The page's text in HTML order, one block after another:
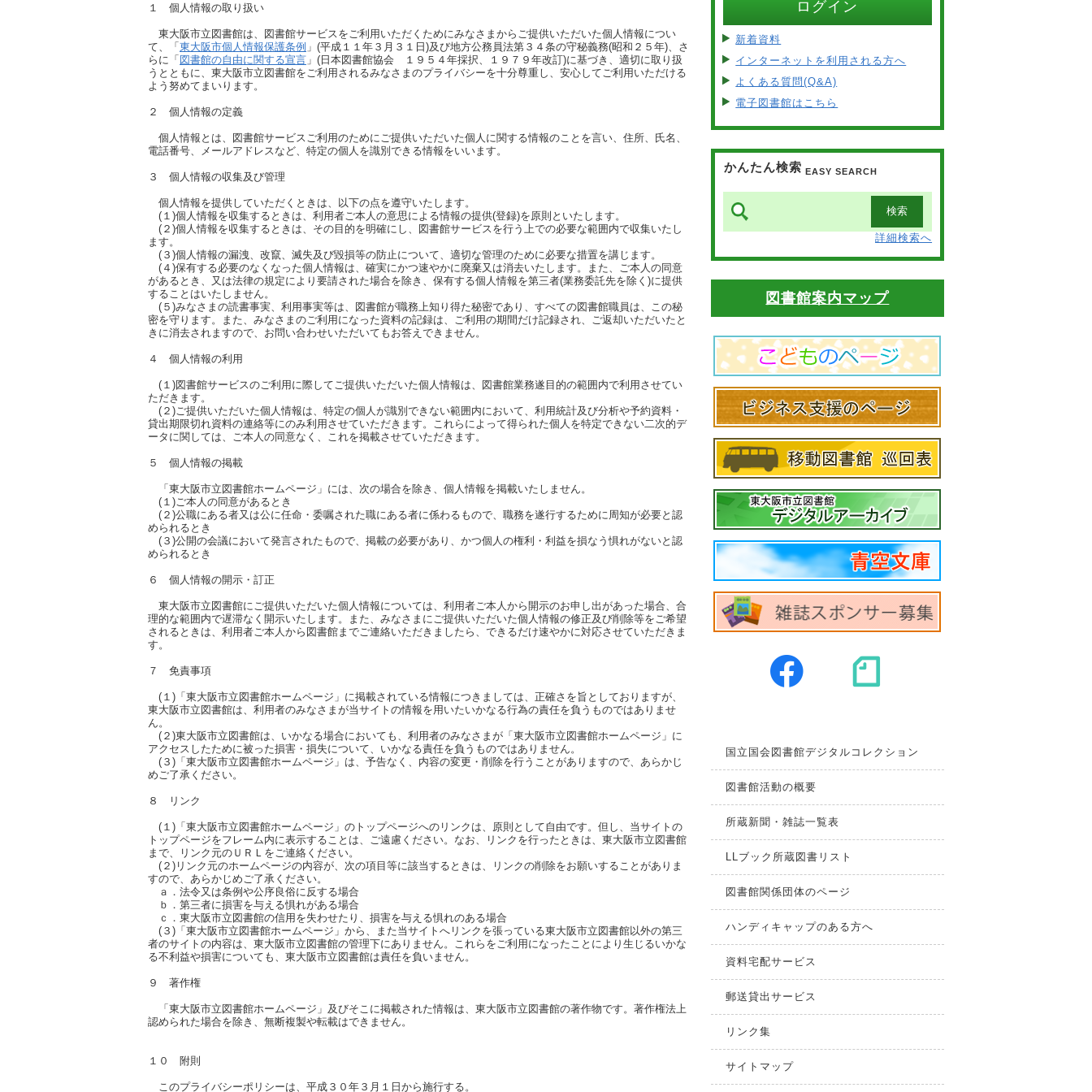
１ 個人情報の取り扱い
東大阪市立図書館は、図書館サービスをご利用いただくためにみなさまからご提供いただいた個人情報につい
て、「東大阪市個人情報保護条例 」(平成１１年３月３１日)及び地方公務員法第３４条の守秘義務(昭和２５年)、さ
らに「図書館の自由に関する宣言 」(日本図書館協会
１９５４年採択、１９７９年改訂)に基づき、適切に取り扱
うとともに、東大阪市立図書館をご利用されるみなさまのプライバシーを十分尊重し、安心してご利用いただける
よう努めてまいります。
２ 個人情報の定義
個人情報とは、図書館サービスご利用のためにご提供いただいた個人に関する情報のことを言い、住所、 氏名、
電話番号、メールアドレスなど、特定の個人を識別できる情報をいいます。
３ 個人情報の収集及び管理
個人情報を提供していただくときは、 以下の点を遵守いたします。
(１)個人情報を収集するときは、利用者ご本人の意思による情報の提供(登録)を 原則といたします。
(２)個人情報を収集するときは、その目的を明確にし、図書館サービスを行う上での必要な範囲内で収集いたし
ます。
(３)個人情報の漏洩、改竄、滅失及び毀損等の防止について、適切な管理のために 必要な措置を講じます。
(４)保有する必要のなくなった個人情報は、確実にかつ速やかに廃棄又は消去いたします。
また、ご本人の同意
があるとき、又は法律の規定により要請された場合を除き、 保有する個人情報を第三者(業務委託先を除く)に提供
することはいたしません。
(５)みなさまの読書事実、利用事実等は、図書館が職務上知り得た秘密であり、すべての図書館職員は、この秘
密を守ります。また、みなさまのご利用になった資料の記録は、
ご利用の期間だけ記録され、ご返却いただいたと
きに消去されますので、お問い合わせいただいてもお答えできません。
４ 個人情報の利用
(１)図書館サービスのご利用に際してご提供いただいた個人情報は、図書館業務遂目的の範囲内で利用させてい
ただきます。
(２)ご提供いただいた個人情報は、特定の個人が識別できない範囲内において、利用統計及び分析や予約資料・
貸出期限切れ資料の連絡等にのみ利用させていただきます。
これらによって得られた個人を特定できない二次的デ
ータに関しては、ご本人の同意なく、
これを掲載させていただきます。
５ 個人情報の掲載
「東大阪市立図書館ホームページ」には、次の場合を除き、個人情報を掲載いたしません。
(１)ご本人の同意があるとき
(２)公職にある者又は公に任命・委嘱された職にある者に係わるもので、職務を遂行するために 周知が必要と認
められるとき
(３)公開の会議において発言されたもので、掲載の必要があり、かつ個人の権利・利益を損なう 惧れがないと認
められるとき
６ 個人情報の開示・訂正
東大阪市立図書館にご提供いただいた個人情報については、利用者ご本人から開示のお申し出があった場合、合
理的な範囲内で遅滞なく開示いたします。また、みなさまに ご提供いただいた個人情報の修正及び削除等をご希望
されるときは、利用者ご本人から 図書館までご連絡いただきましたら、できるだけ速やかに対応させていただきま
す。
７ 免責事項
(１)「東大阪市立図書館ホームページ」に掲載されている情報につきましては、 正確さを旨としておりますが、
東大阪市立図書館は、利用者のみなさまが当サイトの情報を用いたいかなる行為の責任を負うものではありませ
ん。
(２)東大阪市立図書館は、いかなる場合においても、利用者のみなさまが「東大阪市立図書館ホームページ」に
アクセスしたために被った損害・損失について、いかなる責任を負うものではありません。
(３)「東大阪市立図書館ホームページ」は、予告なく、内容の変更・削除を行うことがありますので、あらかじ
めご了承ください。
８ リンク
(１)「東大阪市立図書館ホームページ」のトップページへのリンクは、原則として自由です。 但し、当サイトの
トップページをフレーム内に表示することは、ご遠慮ください。 なお、リンクを行ったときは、東大阪市立図書館
まで、リンク元のＵＲＬをご連絡ください。
(２)リンク元のホームページの内容が、次の項目等に該当するときは、リンクの削除をお願いすることがありま
すので、あらかじめご了承ください。
ａ．法令又は条例や公序良俗に反する場合
ｂ．第三者に損害を与える惧れがある場合
ｃ．東大阪市立図書館の信用を失わせたり、損害を与える惧れのある場合
(３)「東大阪市立図書館ホームページ」から、また当サイトへリンクを張っている東大阪市立図書館以外の第三
者のサイトの内容は、東大阪市立図書館の管理下にありません。これらをご利用になったことにより 生じるいかな
る不利益や損害についても、東大阪市立図書館は責任を負いません。
９ 著作権
「東大阪市立図書館ホームページ」及びそこに掲載された情報は、東大阪市立図書館の著作物です。著作権法上
認められた場合を除き、無断複製や転載はできません。
１０ 附則
このプライバシーポリシーは、平成３０年３月１日から施行する。
ログイン
新着資料
インターネットを利用される方へ
よくある質問(Q&A)
電子図書館はこちら
かんたん検索 EASY SEARCH
詳細検索へ
図書館案内マップ
国立国会図書館デジタルコレクション
図書館活動の概要
所蔵新聞・雑誌一覧表
LLブック所蔵図書リスト
図書館関係団体のページ
ハンディキャップのある方へ
資料宅配サービス
郵送貸出サービス
リンク集
サイトマップ